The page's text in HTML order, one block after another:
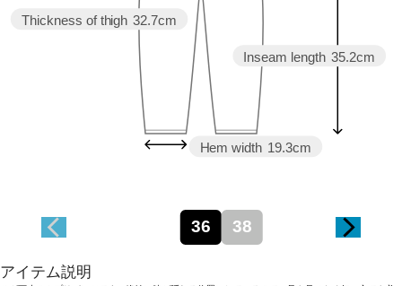
Inseam length 35.2cm
Hem width 19.3cm
Thickness of thigh 32.7cm
36 38
アイテム説明